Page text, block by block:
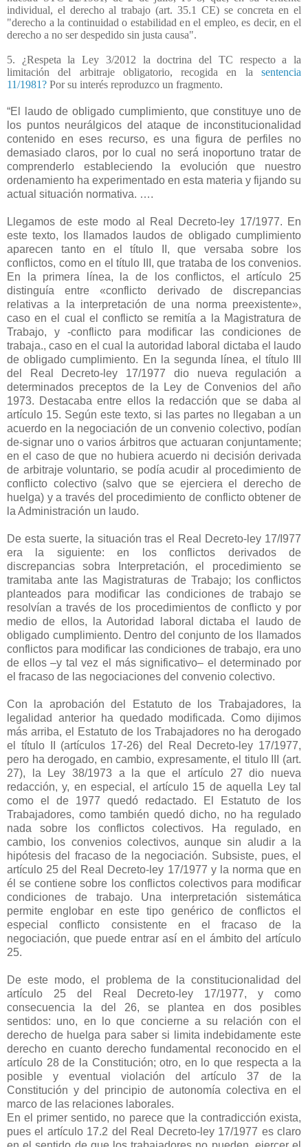
individual, el derecho al trabajo (art. 35.1 CE) se concreta en el
"derecho a la continuidad o estabilidad en el empleo, es decir, en el
derecho a no ser despedido sin justa causa".
5. ¿Respeta la Ley 3/2012 la doctrina del TC respecto a la
limitación del arbitraje obligatorio, recogida en la sentencia
11/1981? Por su interés reproduzco un fragmento.
“El laudo de obligado cumplimiento, que constituye uno de
los puntos neurálgicos del ataque de inconstitucionalidad
contenido en eses recurso, es una figura de perfiles no
demasiado claros, por lo cual no será inoportuno tratar de
comprenderlo estableciendo la evolución que nuestro
ordenamiento ha experimentado en esta materia y fijando su
actual situación normativa. ….
Llegamos de este modo al Real Decreto-ley 17/1977. En
este texto, los llamados laudos de obligado cumplimiento
aparecen tanto en el título II, que versaba sobre los
conflictos, como en el título III, que trataba de los convenios.
En la primera línea, la de los conflictos, el artículo 25
distinguía entre «conflicto derivado de discrepancias
relativas a la interpretación de una norma preexistente»,
caso en el cual el conflicto se remitía a la Magistratura de
Trabajo, y -conflicto para modificar las condiciones de
trabaja., caso en el cual la autoridad laboral dictaba el laudo
de obligado cumplimiento. En la segunda línea, el título III
del Real Decreto-ley 17/1977 dio nueva regulación a
determinados preceptos de la Ley de Convenios del año
1973. Destacaba entre ellos la redacción que se daba al
artículo 15. Según este texto, si las partes no llegaban a un
acuerdo en la negociación de un convenio colectivo, podían
de-signar uno o varios árbitros que actuaran conjuntamente;
en el caso de que no hubiera acuerdo ni decisión derivada
de arbitraje voluntario, se podía acudir al procedimiento de
conflicto colectivo (salvo que se ejerciera el derecho de
huelga) y a través del procedimiento de conflicto obtener de
la Administración un laudo.
De esta suerte, la situación tras el Real Decreto-ley 17/I977
era la siguiente: en los conflictos derivados de
discrepancias sobra Interpretación, el procedimiento se
tramitaba ante las Magistraturas de Trabajo; los conflictos
planteados para modificar las condiciones de trabajo se
resolvían a través de los procedimientos de conflicto y por
medio de ellos, la Autoridad laboral dictaba el laudo de
obligado cumplimiento. Dentro del conjunto de los llamados
conflictos para modificar las condiciones de trabajo, era uno
de ellos –y tal vez el más significativo– el determinado por
el fracaso de las negociaciones del convenio colectivo.
Con la aprobación del Estatuto de los Trabajadores, la
legalidad anterior ha quedado modificada. Como dijimos
más arriba, el Estatuto de los Trabajadores no ha derogado
el título II (artículos 17-26) del Real Decreto-ley 17/1977,
pero ha derogado, en cambio, expresamente, el titulo III (art.
27), la Ley 38/1973 a la que el artículo 27 dio nueva
redacción, y, en especial, el artículo 15 de aquella Ley tal
como el de 1977 quedó redactado. El Estatuto de los
Trabajadores, como también quedó dicho, no ha regulado
nada sobre los conflictos colectivos. Ha regulado, en
cambio, los convenios colectivos, aunque sin aludir a la
hipótesis del fracaso de la negociación. Subsiste, pues, el
artículo 25 del Real Decreto-ley 17/1977 y la norma que en
él se contiene sobre los conflictos colectivos para modificar
condiciones de trabajo. Una interpretación sistemática
permite englobar en este tipo genérico de conflictos el
especial conflicto consistente en el fracaso de la
negociación, que puede entrar así en el ámbito del artículo
25.
De este modo, el problema de la constitucionalidad del
artículo 25 del Real Decreto-ley 17/1977, y como
consecuencia la del 26, se plantea en dos posibles
sentidos: uno, en lo que concierne a su relación con el
derecho de huelga para saber si limita indebidamente este
derecho en cuanto derecho fundamental reconocido en el
artículo 28 de la Constitución; otro, en lo que respecta a la
posible y eventual violación del artículo 37 de la
Constitución y del principio de autonomía colectiva en el
marco de las relaciones laborales.
En el primer sentido, no parece que la contradicción exista,
pues el artículo 17.2 del Real Decreto-ley 17/1977 es claro